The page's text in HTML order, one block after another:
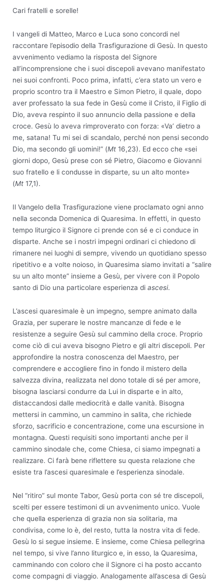
Cari fratelli e sorelle!
I vangeli di Matteo, Marco e Luca sono concordi nel
raccontare l’episodio della Trasfigurazione di Gesù. In questo
avvenimento vediamo la risposta del Signore
all’incomprensione che i suoi discepoli avevano manifestato
nei suoi confronti. Poco prima, infatti, c’era stato un vero e
proprio scontro tra il Maestro e Simon Pietro, il quale, dopo
aver professato la sua fede in Gesù come il Cristo, il Figlio di
Dio, aveva respinto il suo annuncio della passione e della
croce. Gesù lo aveva rimproverato con forza: «Va’ dietro a
me, satana! Tu mi sei di scandalo, perché non pensi secondo
Dio, ma secondo gli uomini!” (Mt 16,23). Ed ecco che «sei
giorni dopo, Gesù prese con sé Pietro, Giacomo e Giovanni
suo fratello e li condusse in disparte, su un alto monte»
(Mt 17,1).
Il Vangelo della Trasfigurazione viene proclamato ogni anno
nella seconda Domenica di Quaresima. In effetti, in questo
tempo liturgico il Signore ci prende con sé e ci conduce in
disparte. Anche se i nostri impegni ordinari ci chiedono di
rimanere nei luoghi di sempre, vivendo un quotidiano spesso
ripetitivo e a volte noioso, in Quaresima siamo invitati a “salire
su un alto monte” insieme a Gesù, per vivere con il Popolo
santo di Dio una particolare esperienza di ascesi.
L’ascesi quaresimale è un impegno, sempre animato dalla
Grazia, per superare le nostre mancanze di fede e le
resistenze a seguire Gesù sul cammino della croce. Proprio
come ciò di cui aveva bisogno Pietro e gli altri discepoli. Per
approfondire la nostra conoscenza del Maestro, per
comprendere e accogliere fino in fondo il mistero della
salvezza divina, realizzata nel dono totale di sé per amore,
bisogna lasciarsi condurre da Lui in disparte e in alto,
distaccandosi dalle mediocrità e dalle vanità. Bisogna
mettersi in cammino, un cammino in salita, che richiede
sforzo, sacrificio e concentrazione, come una escursione in
montagna. Questi requisiti sono importanti anche per il
cammino sinodale che, come Chiesa, ci siamo impegnati a
realizzare. Ci farà bene riflettere su questa relazione che
esiste tra l’ascesi quaresimale e l’esperienza sinodale.
Nel “ritiro” sul monte Tabor, Gesù porta con sé tre discepoli,
scelti per essere testimoni di un avvenimento unico. Vuole
che quella esperienza di grazia non sia solitaria, ma
condivisa, come lo è, del resto, tutta la nostra vita di fede.
Gesù lo si segue insieme. E insieme, come Chiesa pellegrina
nel tempo, si vive l’anno liturgico e, in esso, la Quaresima,
camminando con coloro che il Signore ci ha posto accanto
come compagni di viaggio. Analogamente all’ascesa di Gesù